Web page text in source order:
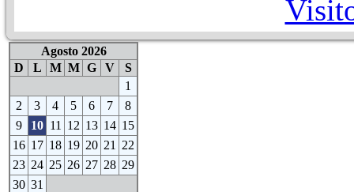
Agosto 2026
D
L M M G V
S
1
2
3 4 5 6 7
8
9
10 11 12 13 14 15
16 17 18 19 20 21
22
23 24 25 26 27 28 29
30 31